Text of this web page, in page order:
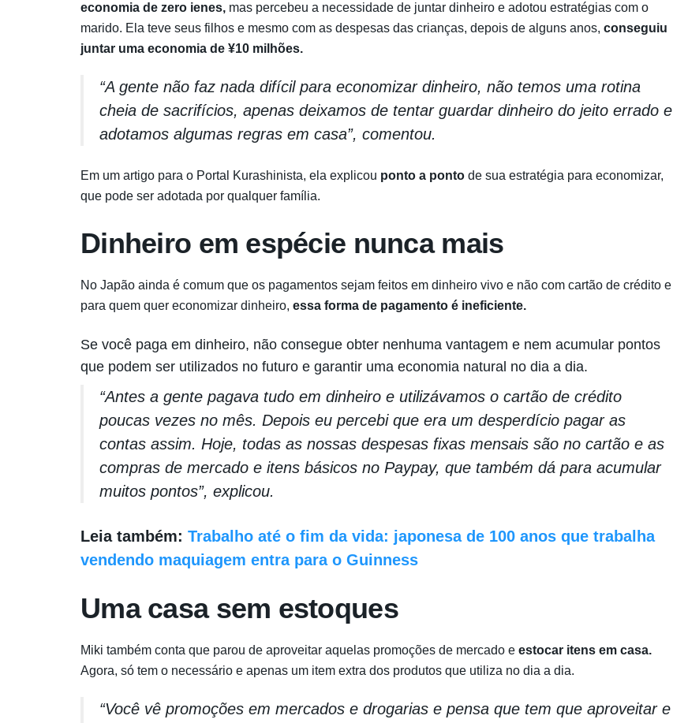
economia de zero ienes, mas percebeu a necessidade de juntar dinheiro e adotou estratégias com o
marido. Ela teve seus filhos e mesmo com as despesas das crianças, depois de alguns anos, conseguiu
juntar uma economia de ¥10 milhões.
“A gente não faz nada difícil para economizar dinheiro, não temos uma rotina
cheia de sacrifícios, apenas deixamos de tentar guardar dinheiro do jeito errado e
adotamos algumas regras em casa”, comentou.
Em um artigo para o Portal Kurashinista, ela explicou ponto a ponto de sua estratégia para economizar,
que pode ser adotada por qualquer família.
Dinheiro em espécie nunca mais
No Japão ainda é comum que os pagamentos sejam feitos em dinheiro vivo e não com cartão de crédito e
para quem quer economizar dinheiro, essa forma de pagamento é ineficiente.
Se você paga em dinheiro, não consegue obter nenhuma vantagem e nem acumular pontos
que podem ser utilizados no futuro e garantir uma economia natural no dia a dia.
“Antes a gente pagava tudo em dinheiro e utilizávamos o cartão de crédito
poucas vezes no mês. Depois eu percebi que era um desperdício pagar as
contas assim. Hoje, todas as nossas despesas fixas mensais são no cartão e as
compras de mercado e itens básicos no Paypay, que também dá para acumular
muitos pontos”, explicou.
Leia também: Trabalho até o fim da vida: japonesa de 100 anos que trabalha
vendendo maquiagem entra para o Guinness
Uma casa sem estoques
Miki também conta que parou de aproveitar aquelas promoções de mercado e estocar itens em casa.
Agora, só tem o necessário e apenas um item extra dos produtos que utiliza no dia a dia.
“Você vê promoções em mercados e drogarias e pensa que tem que aproveitar e